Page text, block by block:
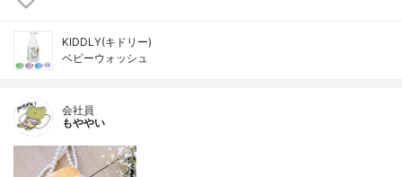
KIDDLY(キドリー)
ベビーウォッシュ
会社員
もややい